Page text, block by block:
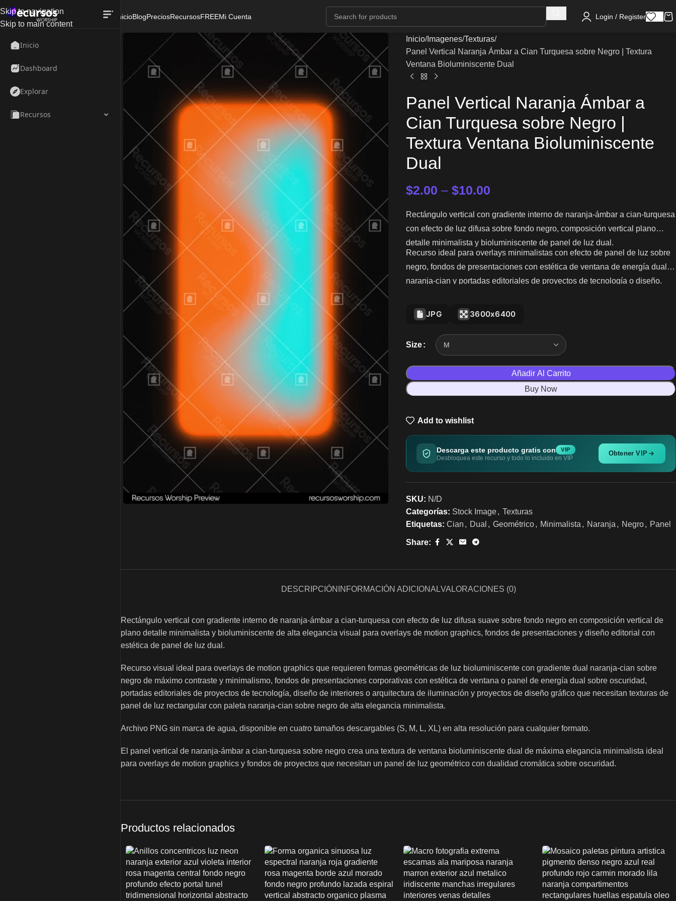
Inicio
Dashboard
Explorar
Recursos
Skip to navigation
Skip to main content
InicioBlogPreciosRecursosFREEMi Cuenta Login / Register
Inicio Imagenes Texturas
Panel Vertical Naranja Ámbar a Cian Turquesa sobre Negro | Textura
Ventana Bioluminiscente Dual
Panel Vertical Naranja Ámbar a
Cian Turquesa sobre Negro |
Textura Ventana Bioluminiscente
Dual
$2.00 – $10.00
Rectángulo vertical con gradiente interno de naranja-ámbar a cian-turquesa
con efecto de luz difusa sobre fondo negro, composición vertical plano
detalle minimalista y bioluminiscente de panel de luz dual.
Recurso ideal para overlays minimalistas con efecto de panel de luz sobre
negro, fondos de presentaciones con estética de ventana de energía dual
naranja-cian y portadas editoriales de proyectos de tecnología o diseño.
JPG 3600x6400
Size
Añadir Al Carrito
Buy Now
Add to wishlist
Descarga este producto gratis con VIP
Desbloquea este recurso y todo lo incluido en VIP
Obtener VIP
SKU: N/D
Categorías: Stock Image, Texturas
Etiquetas: Cian , Dual , Geométrico, Minimalista , Naranja , Negro, Panel
Share:
DESCRIPCIÓN INFORMACIÓN ADICIONALVALORACIONES (0)
Rectángulo vertical con gradiente interno de naranja-ámbar a cian-turquesa con efecto de luz difusa suave sobre fondo negro en composición vertical de
plano detalle minimalista y bioluminiscente de alta elegancia visual para overlays de motion graphics, fondos de presentaciones y diseño editorial con
estética de panel de luz dual.
Recurso visual ideal para overlays de motion graphics que requieren formas geométricas de luz bioluminiscente con gradiente dual naranja-cian sobre
negro de máximo contraste y minimalismo, fondos de presentaciones corporativas con estética de ventana o panel de energía dual sobre oscuridad,
portadas editoriales de proyectos de tecnología, diseño de interiores o arquitectura de iluminación y proyectos de diseño gráfico que necesitan texturas de
panel de luz rectangular con paleta naranja-cian sobre negro de alta elegancia minimalista.
Archivo PNG sin marca de agua, disponible en cuatro tamaños descargables (S, M, L, XL) en alta resolución para cualquier formato.
El panel vertical de naranja-ámbar a cian-turquesa sobre negro crea una textura de ventana bioluminiscente dual de máxima elegancia minimalista ideal
para overlays de motion graphics y fondos de proyectos que necesitan un panel de luz geométrico con dualidad cromática sobre oscuridad.
Productos relacionados